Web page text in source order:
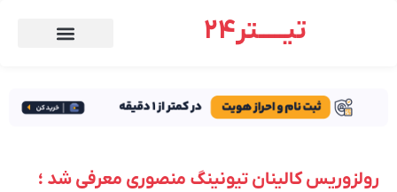
تیـــــتر24
رولزوریس کالینان تیونینگ منصوری معرفی شد ؛